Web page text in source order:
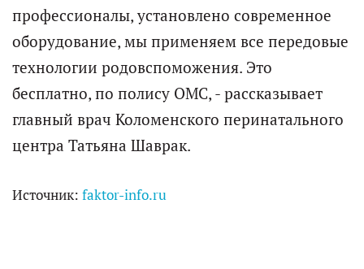
профессионалы, установлено современное
оборудование, мы применяем все передовые
технологии родовспоможения. Это
бесплатно, по полису ОМС, - рассказывает
главный врач Коломенского перинатального
центра Татьяна Шаврак.
Источник: faktor-info.ru